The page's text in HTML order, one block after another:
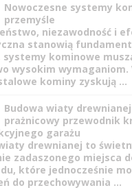
Nowoczesne systemy
przemyśle
niezawodność i
stanowią
kominowe
wysokim wymaganiom.
kominy zyskują …
Budowa wiaty
prażnicowy przewodnik
garażu
drewnianej to
zadaszonego miejsca
które jednocześnie
do przechowywania …